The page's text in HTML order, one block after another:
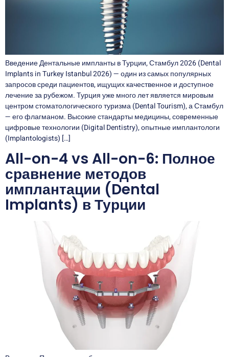
Введение Дентальные импланты в Турции, Стамбул 2026 (Dental
Implants in Turkey Istanbul 2026) — один из самых популярных
запросов среди пациентов, ищущих качественное и доступное
лечение за рубежом. Турция уже много лет является мировым
центром стоматологического туризма (Dental Tourism), а Стамбул
— его флагманом. Высокие стандарты медицины, современные
цифровые технологии (Digital Dentistry), опытные имплантологи
(Implantologists) […]
All-on-4 vs All-on-6: Полное
сравнение методов
имплантации (Dental
Implants) в Турции